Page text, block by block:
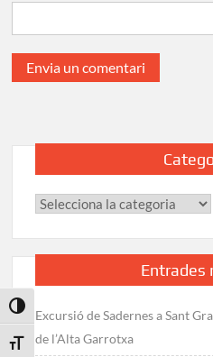
Toggle High Contrast
Toggle Font size
Categories
Entrades
Excursió de Sadernes a Sant
de l’Alta Garrotxa